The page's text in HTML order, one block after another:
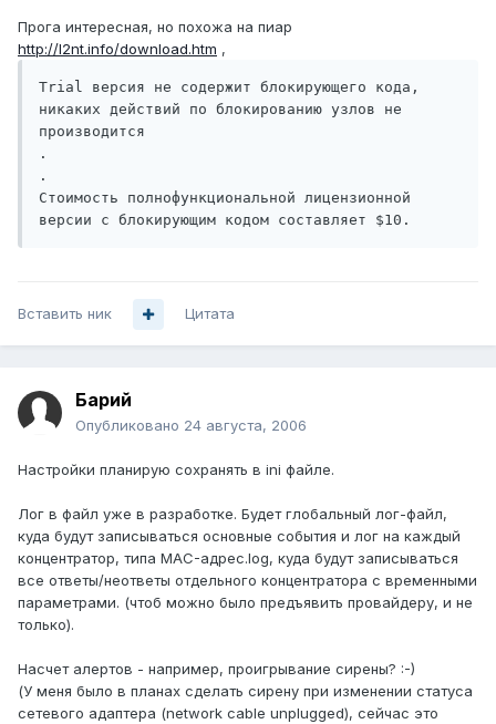
Прога интересная, но похожа на пиар
http://l2nt.info/download.htm ,
Trial версия не содержит блокирующего кода,
никаких действий по блокированию узлов не
производится
.
.
Стоимость полнофункциональной лицензионной
версии с блокирующим кодом составляет $10.
Вставить ник Цитата
Барий
Опубликовано 24 августа, 2006
Настройки планирую сохранять в ini файле.
Лог в файл уже в разработке. Будет глобальный лог-файл,
куда будут записываться основные события и лог на каждый
концентратор, типа MAC-адрес.log, куда будут записываться
все ответы/неответы отдельного концентратора с временными
параметрами. (чтоб можно было предъявить провайдеру, и не
только).
Насчет алертов - например, проигрывание сирены? :-)
(У меня было в планах сделать сирену при изменении статуса
сетевого адаптера (network cable unplugged), сейчас это